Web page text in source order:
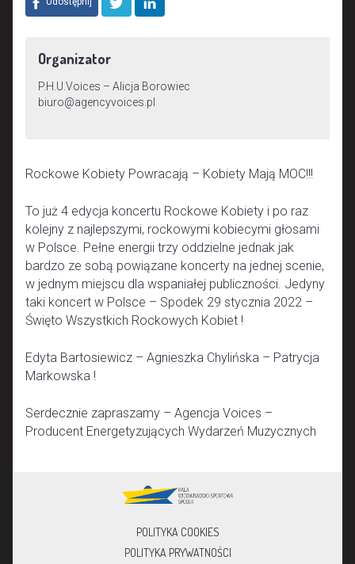
Organizator
P.H.U.Voices – Alicja Borowiec
biuro@agencyvoices.pl
Rockowe Kobiety Powracają – Kobiety Mają MOC!!!
To już 4 edycja koncertu Rockowe Kobiety i po raz
kolejny z najlepszymi, rockowymi kobiecymi głosami
w Polsce. Pełne energii trzy oddzielne jednak jak
bardzo ze sobą powiązane koncerty na jednej scenie,
w jednym miejscu dla wspaniałej publiczności. Jedyny
taki koncert w Polsce – Spodek 29 stycznia 2022 –
Święto Wszystkich Rockowych Kobiet !
Edyta Bartosiewicz – Agnieszka Chylińska – Patrycja
Markowska !
Serdecznie zapraszamy – Agencja Voices –
Producent Energetyzujących Wydarzeń Muzycznych
POLITYKA COOKIES
POLITYKA PRYWATNOŚCI